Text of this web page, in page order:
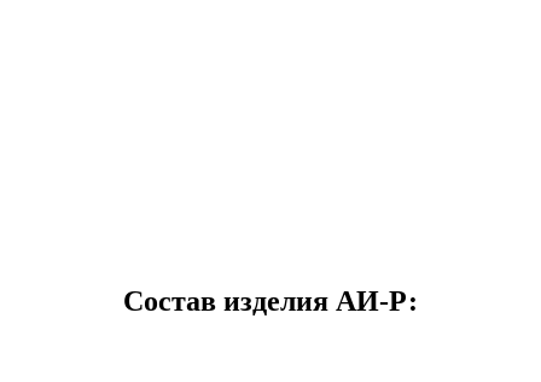
Состав изделия АИ-Р: